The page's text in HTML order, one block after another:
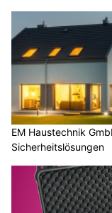
EM Haustechnik
Sicherheitslösungen